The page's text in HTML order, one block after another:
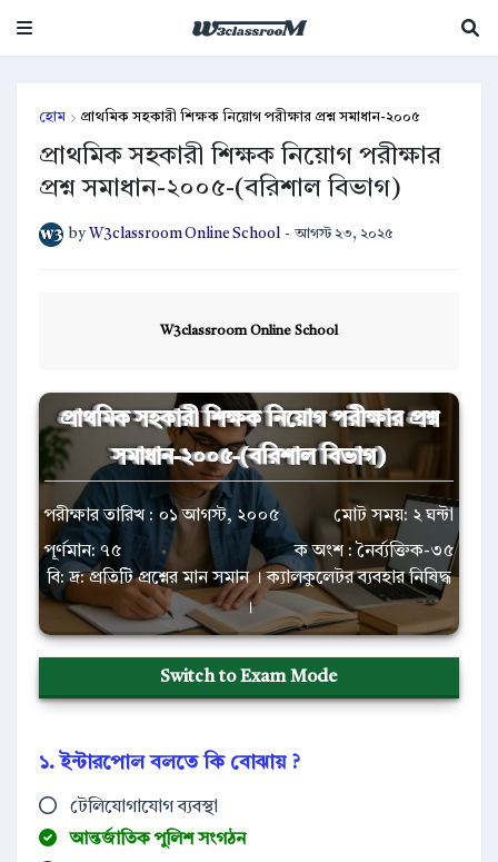
হোম প্রাথমিক সহকারী শিক্ষক নিয়োগ পরীক্ষার প্রশ্ন সমাধান-২০০৫
প্রাথমিক সহকারী শিক্ষক নিয়োগ পরীক্ষার
প্রশ্ন সমাধান-২০০৫-(বরিশাল বিভাগ)
by W3classroom Online School - আগস্ট ২৩, ২০২৫
W3classroom Online School
প্রাথমিক সহকারী শিক্ষক নিয়োগ পরীক্ষার প্রশ্ন
সমাধান-২০০৫-(বরিশাল বিভাগ)
পরীক্ষার তারিখ : ০১ আগস্ট, ২০০৫
মোট সময়: ২ ঘন্টা
পূর্ণমান: ৭৫
ক অংশ : নৈর্ব্যক্তিক-৩৫
বি: দ্র: প্রতিটি প্রশ্নের মান সমান । ক্যালকুলেটর ব্যবহার নিষিদ্ধ
।
Switch to Exam Mode
১. ইন্টারপোল বলতে কি বোঝায় ?
টেলিযোগাযোগ ব্যবস্থা
আন্তর্জাতিক পুলিশ সংগঠন